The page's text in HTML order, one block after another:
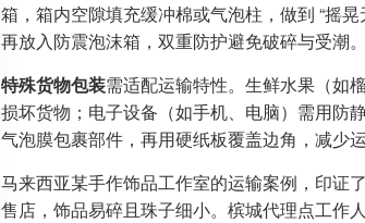
箱，箱内空隙填充缓冲棉或气泡柱，做到 “摇
再放入防震泡沫箱，双重防护避免破碎与受潮。
特殊货物包装需适配运输特性。生鲜水果（如
损坏货物；电子设备（如手机、电脑）需用防
气泡膜包裹部件，再用硬纸板覆盖边角，减少
马来西亚某手作饰品工作室的运输案例，印证
售店，饰品易碎且珠子细小。槟城代理点工作